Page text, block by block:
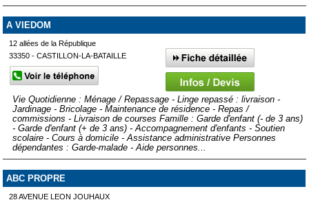
A VIEDOM
12 allées de la République
33350 - CASTILLON-LA-BATAILLE
Vie Quotidienne : Ménage / Repassage - Linge repassé : livraison -
Jardinage - Bricolage - Maintenance de résidence - Repas /
commissions - Livraison de courses Famille : Garde d'enfant (- de 3 ans)
- Garde d'enfant (+ de 3 ans) - Accompagnement d'enfants - Soutien
scolaire - Cours à domicile - Assistance administrative Personnes
dépendantes : Garde-malade - Aide personnes...
ABC PROPRE
28 AVENUE LEON JOUHAUX